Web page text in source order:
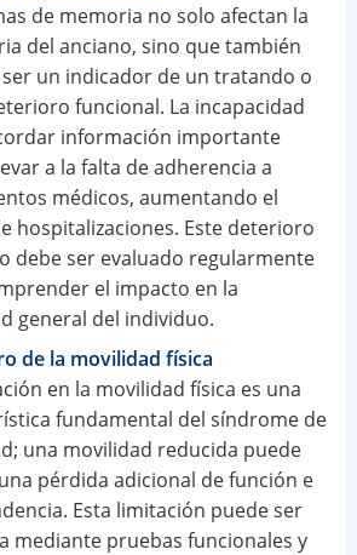
de memoria no solo afectan la
del anciano, sino que también
un indicador de un tratando o
funcional. La incapacidad
información importante
a la falta de adherencia a
médicos, aumentando el
hospitalizaciones. Este deterioro
debe ser evaluado regularmente
el impacto en la
general del individuo.
de la movilidad física
en la movilidad física es una
fundamental del síndrome de
una movilidad reducida puede
pérdida adicional de función e
Esta limitación puede ser
mediante pruebas funcionales y